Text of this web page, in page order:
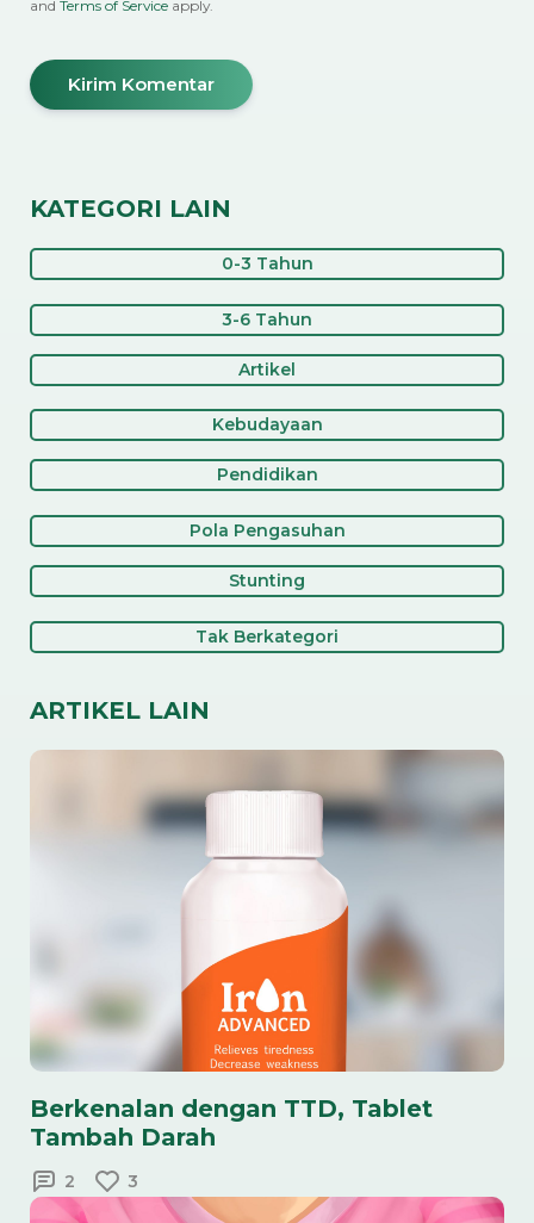
and Terms of Service apply.
KATEGORI LAIN
0-3 Tahun
3-6 Tahun
Artikel
Kebudayaan
Pendidikan
Pola Pengasuhan
Stunting
Tak Berkategori
ARTIKEL LAIN
Berkenalan dengan TTD, Tablet
Tambah Darah
2 3